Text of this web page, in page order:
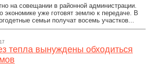
на совещании в районной администрации.
экономике уже готовят землю к передаче. В
семьи получат восемь участков...
тепла вынуждены обходиться